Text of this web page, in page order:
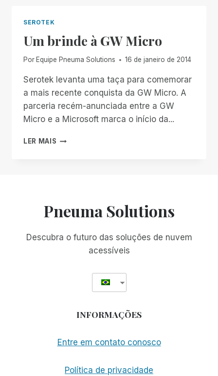
SEROTEK
Um brinde à GW Micro
Por Equipe Pneuma Solutions 16 de janeiro de 2014
Serotek levanta uma taça para comemorar
a mais recente conquista da GW Micro. A
parceria recém-anunciada entre a GW
Micro e a Microsoft marca o início da...
LER MAIS UM
Pneuma Solutions
Descubra o futuro das soluções de nuvem
acessíveis
INFORMAÇÕES
Entre em contato conosco
Política de privacidade